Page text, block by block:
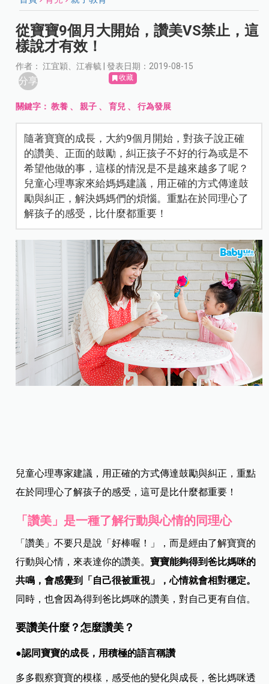
從寶寶9個月大開始，讚美VS禁止，這
樣說才有效！
作者： 江宜穎、江睿毓 | 發表日期：2019-08-15
分享 收藏
關鍵字：教養 、親子 、育兒 、行為發展
隨著寶寶的成長，大約9個月開始，對孩子說正確
的讚美、正面的鼓勵，糾正孩子不好的行為或是不
希望他做的事，這樣的情況是不是越來越多了呢？
兒童心理專家來給媽媽建議，用正確的方式傳達鼓
勵與糾正，解決媽媽們的煩惱。重點在於同理心了
解孩子的感受，比什麼都重要！
兒童心理專家建議，用正確的方式傳達鼓勵與糾正，重點
在於同理心了解孩子的感受，這可是比什麼都重要！
「讚美」是一種了解行動與心情的同理心
「讚美」不要只是說「好棒喔！」，而是經由了解寶寶的
行動與心情，來表達你的讚美。寶寶能夠得到爸比媽咪的
共鳴，會感覺到「自己很被重視」，心情就會相對穩定。
同時，也會因為得到爸比媽咪的讚美，對自己更有自信。
要讚美什麼？怎麼讚美？
●認同寶寶的成長，用積極的語言稱讚
多多觀察寶寶的模樣，感受他的變化與成長，爸比媽咪透